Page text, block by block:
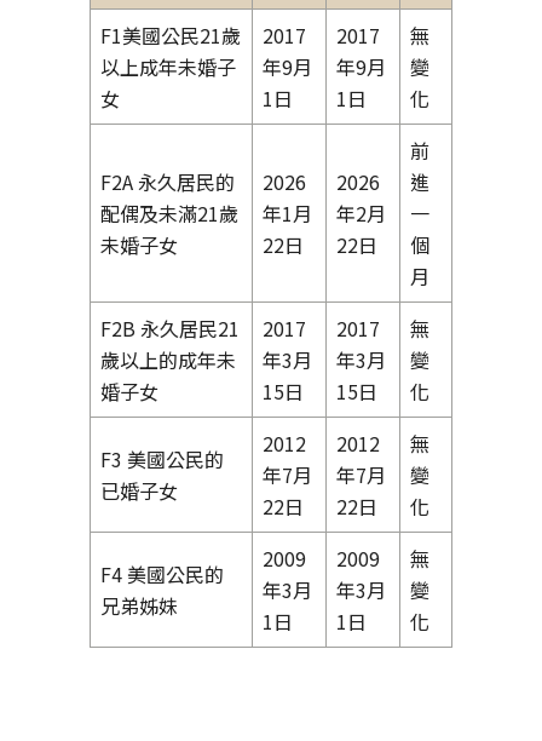
F1美國公民21歲
以上成年未婚子
女
2017
年9月
1日
2017
年9月
1日
無
變
化
F2A 永久居民的
配偶及未滿21歲
未婚子女
2026
年1月
22日
2026
年2月
22日
前
進
一
個
月
F2B 永久居民21
歲以上的成年未
婚子女
2017
年3月
15日
2017
年3月
15日
無
變
化
F3 美國公民的
已婚子女
2012
年7月
22日
2012
年7月
22日
無
變
化
F4 美國公民的
兄弟姊妹
2009
年3月
1日
2009
年3月
1日
無
變
化